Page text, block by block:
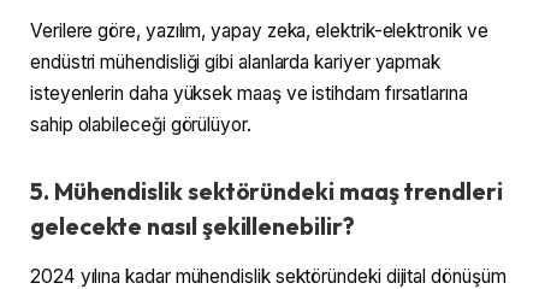
Verilere göre, yazılım, yapay zeka, elektrik-elektronik ve
endüstri mühendisliği gibi alanlarda kariyer yapmak
isteyenlerin daha yüksek maaş ve istihdam fırsatlarına
sahip olabileceği görülüyor.
5. Mühendislik sektöründeki maaş trendleri
gelecekte nasıl şekillenebilir?
2024 yılına kadar mühendislik sektöründeki dijital dönüşüm